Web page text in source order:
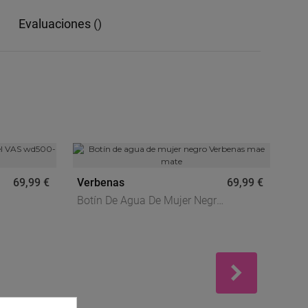
evaluaciones ()
69,99 €
Verbenas
Botín De Agua De Mujer Negro
69,99 €